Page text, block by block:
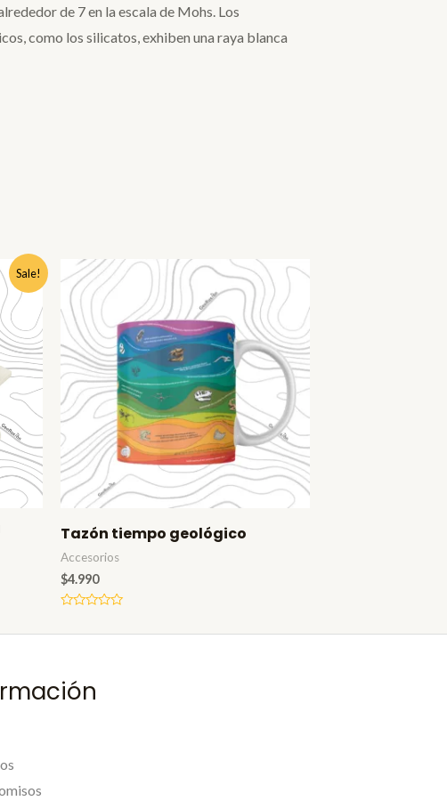
de 7 en la escala de Mohs. Los
como los silicatos, exhiben una raya blanca
Sale!
Tazón tiempo geológico
Accesorios
$4.990